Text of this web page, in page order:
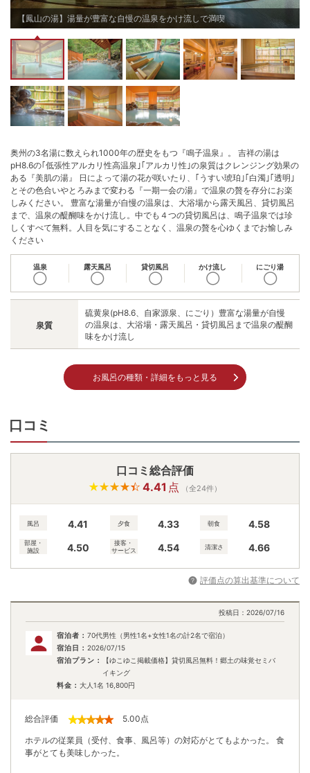
【鳳山の湯】湯量が豊富な自慢の温泉をかけ流しで満喫
奥州の3名湯に数えられ1000年の歴史をもつ『鳴子温泉』。 吉祥の湯は
pH8.6の｢低張性アルカリ性高温泉｣｢アルカリ性｣の泉質はクレンジング効果の
ある『美肌の湯』 日によって湯の花が咲いたり、｢うすい琥珀｣｢白濁｣｢透明｣
とその色合いやとろみまで変わる『一期一会の湯』で温泉の贅を存分にお楽
しみください。 豊富な湯量が自慢の温泉は、大浴場から露天風呂、貸切風呂
まで、温泉の醍醐味をかけ流し。中でも４つの貸切風呂は、鳴子温泉では珍
しくすべて無料。人目を気にすることなく、温泉の贅を心ゆくまでお愉しみ
ください
温泉
◯
露天風呂
◯
貸切風呂
◯
かけ流し
◯
にごり湯
◯
泉質
硫黄泉(pH8.6、自家源泉、にごり）豊富な湯量が自慢
の温泉は、大浴場・露天風呂・貸切風呂まで温泉の醍醐
味をかけ流し
お風呂の種類・詳細をもっと見る
口コミ
口コミ総合評価
4.41 点 （全24件）
風呂 4.41 夕食 4.33 朝食 4.58
部屋・
施設
4.50
接客・
サービス
4.54 清潔さ 4.66
評価点の算出基準について
投稿日： 2026/07/16
宿泊者： 70代男性（男性1名+女性1名の計2名で宿泊）
宿泊日： 2026/07/15
宿泊プラン：
【ゆこゆこ掲載価格】貸切風呂無料！郷土の味覚セミバ
イキング
料金： 大人1名 16,800円
総合評価 5.00点
ホテルの従業員（受付、食事、風呂等）の対応がとてもよかった。 食
事がとても美味しかった。